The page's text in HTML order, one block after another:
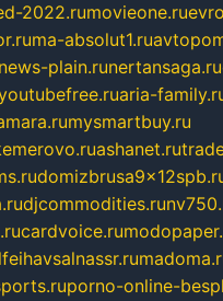
2022.rumovieone.ru
ma-absolut1.ru
news-plain.runertansaga.ru
aria-
mysmartbuy.ru
ashanet.ru
djcommodities.ru
cardvoice.ru
porno-online-